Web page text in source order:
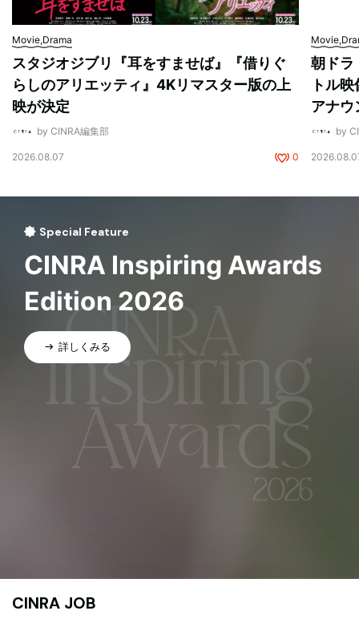
Movie,Drama
スタジオジブリ『耳をすませば』『借りぐ
らしのアリエッティ』4Kリマスター版の上
映が決定
by CINRA編集部
2026.08.07 0
朝ドラ
トル
アナウ
by
Special Feature
CINRA Inspiring Awards
Edition 2026
詳しくみる
CINRA JOB